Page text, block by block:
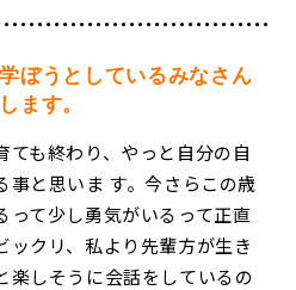
ぼうとしているみなさん
ます。
も終わり、やっと自分の自
事と思いま す。今さらこの歳
って少し勇気がいるって正直
ックリ、私より先輩方が生き
楽しそうに会話をしているの